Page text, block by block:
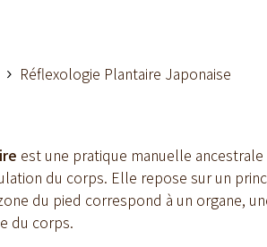
Réflexologie Plantaire Japonaise
est une pratique manuelle
du corps. Elle repose sur un
du pied correspond à un organe,
du corps.